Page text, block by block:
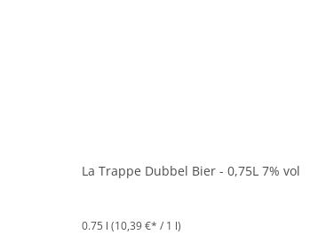
La Trappe Dubbel Bier - 0,75L 7% vol
0.75 l (10,39 €* / 1 l)